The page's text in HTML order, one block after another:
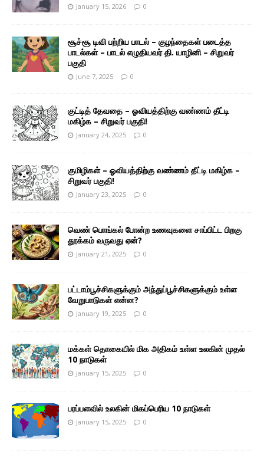
January 15, 2026 0
சூச்சூ டிவி பற்றிய பாடல் – குழந்தைகள் படைத்த
பாடல்கள் – பாடல் எழுதியவர் தி. யாழினி – சிறுவர்
பகுதி
June 7, 2025 0
குட்டித் தேவதை – ஓவியத்திற்கு வண்ணம் தீட்டி
மகிழ்க – சிறுவர் பகுதி!
January 24, 2025 0
குமிழிகள் – ஓவியத்திற்கு வண்ணம் தீட்டி மகிழ்க –
சிறுவர் பகுதி!
January 23, 2025 0
வெண் பொங்கல் போன்ற உணவுகளை சாப்பிட்ட பிறகு
தூக்கம் வருவது ஏன்?
January 21, 2025 0
பட்டாம்பூச்சிகளுக்கும் அந்துப்பூச்சிகளுக்கும் உள்ள
வேறுபாடுகள் என்ன?
January 19, 2025 0
மக்கள் தொகையில் மிக அதிகம் உள்ள உலகின் முதல்
10 நாடுகள்
January 15, 2025 0
பரப்பளவில் உலகின் மிகப்பெரிய 10 நாடுகள்
January 15, 2025 0